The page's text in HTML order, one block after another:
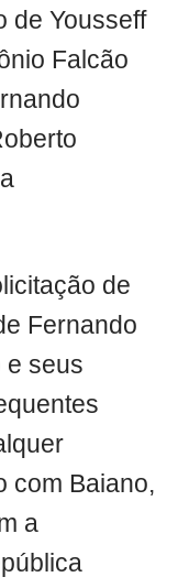
de Yousseff
Falcão
de
Fernando
e seus
com Baiano,
a